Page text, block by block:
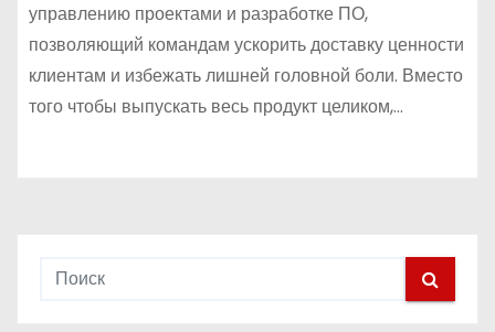
управлению проектами и разработке ПО,
позволяющий командам ускорить доставку ценности
клиентам и избежать лишней головной боли. Вместо
того чтобы выпускать весь продукт целиком,…